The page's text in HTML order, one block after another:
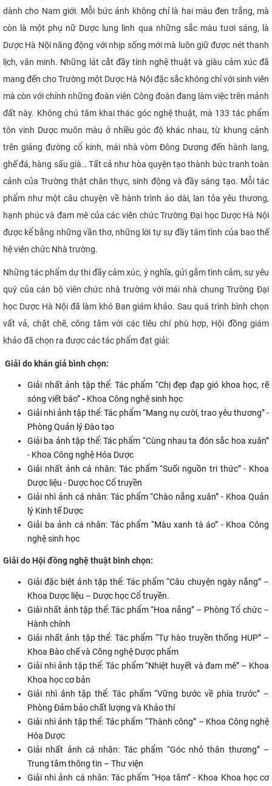
dành cho Nam giới. Mỗi bức ảnh không chỉ là hai màu đen trắng, mà
còn là một phụ nữ Dược lung linh qua những sắc màu tươi sáng, là
Dược Hà Nội năng động với nhịp sống mới mà luôn giữ được nét thanh
lịch, văn minh. Những lát cắt đầy tính nghệ thuật và giàu cảm xúc đã
mang đến cho Trường một Dược Hà Nội đặc sắc không chỉ với sinh viên
mà còn với chính những đoàn viên Công đoàn đang làm việc trên mảnh
đất này. Không chú tâm khai thác góc nghệ thuật, mà 133 tác phẩm
tôn vinh Dược muôn màu ở nhiều góc độ khác nhau, từ khung cảnh
trên giảng đường cổ kính, mái nhà vòm Đông Dương đến hành lang,
ghế đá, hàng sấu già… Tất cả như hòa quyện tạo thành bức tranh toàn
cảnh của Trường thật chân thực, sinh động và đầy sáng tạo. Mỗi tác
phẩm như một câu chuyện về hành trình áo dài, lan tỏa yêu thương,
hạnh phúc và đam mê của các viên chức Trường Đại học Dược Hà Nội
được kể bằng những vần thơ, những lời tự sự đầy tâm tình của bao thế
hệ viên chức Nhà trường.
Những tác phẩm dự thi đầy cảm xúc, ý nghĩa, gửi gắm tình cảm, sự yêu
quý của cán bộ viên chức nhà trường với mái nhà chung Trường Đại
học Dược Hà Nội đã làm khó Ban giám khảo. Sau quá trình bình chọn
vất vả, chặt chẽ, công tâm với các tiêu chí phù hợp, Hội đồng giám
khảo đã chọn ra được các tác phẩm đạt giải:
Giải do khán giả bình chọn:
Giải nhất ảnh tập thể: Tác phẩm “Chị đẹp đạp gió khoa học, rẽ
sóng viết báo”- Khoa Công nghệ sinh học
Giải nhì ảnh tập thể: Tác phẩm “Mang nụ cười, trao yêu thương” -
Phòng Quản lý Đào tạo
Giải ba ảnh tập thể: Tác phẩm “Cùng nhau ta đón sắc hoa xuân”
- Khoa Công nghệ Hóa Dược
Giải nhất ảnh cá nhân: Tác phẩm “Suối nguồn tri thức” - Khoa
Dược liệu - Dược học Cổ truyền
Giải nhì ảnh cá nhân: Tác phẩm “Chào nắng xuân” - Khoa Quản
lý Kinh tế Dược
Giải ba ảnh cá nhân: Tác phẩm “Màu xanh tà áo” - Khoa Công
nghệ sinh học
Giải do Hội đồng nghệ thuật bình chọn:
Giải đặc biệt ảnh tập thể: Tác phẩm “Câu chuyện ngày nắng” –
Khoa Dược liệu – Dược học Cổ truyền.
Giải nhất ảnh tập thể: Tác phẩm “Hoa nắng” – Phòng Tổ chức –
Hành chính
Giải nhất ảnh tập thể: Tác phẩm “Tự hào truyền thống HUP” –
Khoa Bào chế và Công nghệ Dược phẩm
Giải nhì ảnh tập thể: Tác phẩm “Nhiệt huyết và đam mê” – Khoa
Khoa học cơ bản
Giải nhì ảnh tập thể: Tác phẩm “Vững bước về phía trước” –
Phòng Đảm bảo chất lượng và Khảo thí
Giải nhì ảnh tập thể: Tác phẩm “Thành công” – Khoa Công nghệ
Hóa Dược
Giải nhất ảnh cá nhân: Tác phẩm “Góc nhỏ thân thương” –
Trung tâm thông tin – Thư viện
Giải nhì ảnh cá nhân: Tác phẩm “Họa tâm” - Khoa Khoa học cơ